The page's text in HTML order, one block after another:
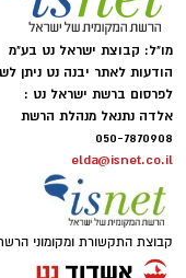
מו"ל: קבוצת ישראל נט בע"מ
הודעות לאתר יבנה נט ניתן
לפרסום ברשת ישראל נט :
אלדה נתנאל מנהלת הרשת
050-7870908
elda@isnet.co.il
קבוצת התקשורת ומקומוני